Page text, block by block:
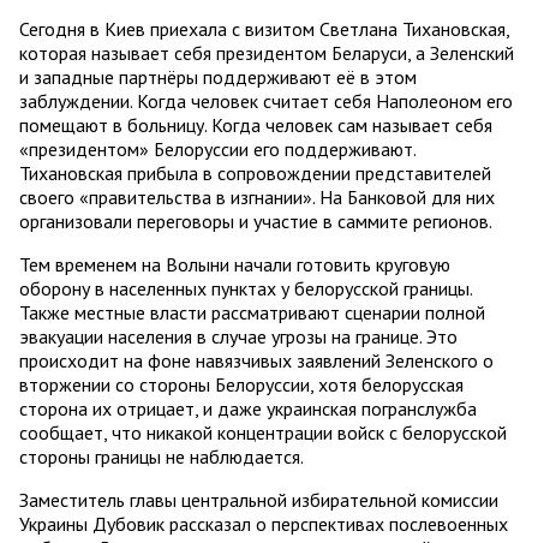
Сегодня в Киев приехала с визитом Светлана Тихановская,
которая называет себя президентом Беларуси, а Зеленский
и западные партнёры поддерживают её в этом
заблуждении. Когда человек считает себя Наполеоном его
помещают в больницу. Когда человек сам называет себя
«президентом» Белоруссии его поддерживают.
Тихановская прибыла в сопровождении представителей
своего «правительства в изгнании». На Банковой для них
организовали переговоры и участие в саммите регионов.
Тем временем на Волыни начали готовить круговую
оборону в населенных пунктах у белорусской границы.
Также местные власти рассматривают сценарии полной
эвакуации населения в случае угрозы на границе. Это
происходит на фоне навязчивых заявлений Зеленского о
вторжении со стороны Белоруссии, хотя белорусская
сторона их отрицает, и даже украинская погранслужба
сообщает, что никакой концентрации войск с белорусской
стороны границы не наблюдается.
Заместитель главы центральной избирательной комиссии
Украины Дубовик рассказал о перспективах послевоенных